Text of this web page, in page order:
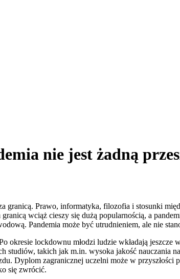
nie jest żadną
granicą. Prawo, informatyka, filozofia i stosunki
wciąż cieszy się dużą popularnością, a
Pandemia może być utrudnieniem, ale nie
okresie lockdownu młodzi ludzie wkładają
studiów, takich jak m.in. wysoka jakość
Dyplom zagranicznej uczelni może w przyszłości
się zwrócić.